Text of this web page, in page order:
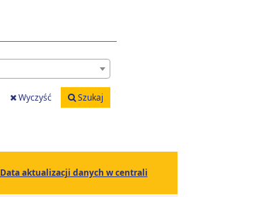
Wyczyść Szukaj
Data aktualizacji danych w centrali